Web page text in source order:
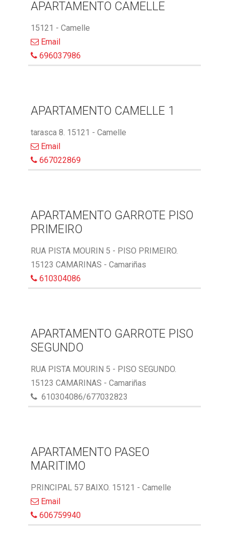
APARTAMENTO CAMELLE
15121 - Camelle
Email
696037986
APARTAMENTO CAMELLE 1
tarasca 8. 15121 - Camelle
Email
667022869
APARTAMENTO GARROTE PISO
PRIMEIRO
RUA PISTA MOURIN 5 - PISO PRIMEIRO.
15123 CAMARINAS - Camariñas
610304086
APARTAMENTO GARROTE PISO
SEGUNDO
RUA PISTA MOURIN 5 - PISO SEGUNDO.
15123 CAMARINAS - Camariñas
610304086/677032823
APARTAMENTO PASEO
MARITIMO
PRINCIPAL 57 BAIXO. 15121 - Camelle
Email
606759940